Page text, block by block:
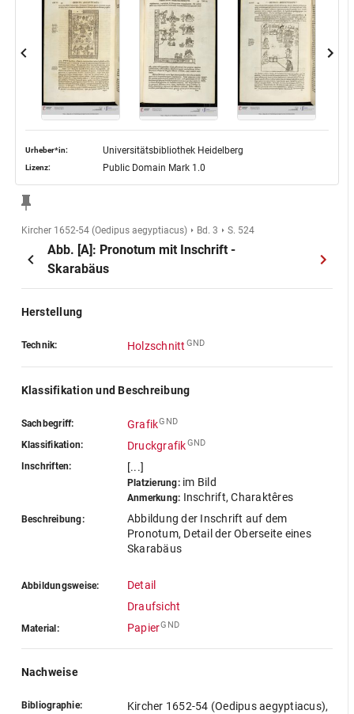
Urheber*in: Universitätsbibliothek Heidelberg
Lizenz: Public Domain Mark 1.0
Kircher 1652-54 (Oedipus aegyptiacus) Bd. 3 S. 524
Abb. [A]: Pronotum mit Inschrift -
Skarabäus
Herstellung
Technik: Holzschnitt GND
Klassifikation und Beschreibung
Sachbegriff: GrafikGND
Klassifikation: DruckgrafikGND
Inschriften: [...]
Platzierung:im Bild
Anmerkung: Inschrift, Charaktêres
Beschreibung:
Abbildung der Inschrift auf dem
Pronotum, Detail der Oberseite eines
Skarabäus
Abbildungsweise:
Detail
Draufsicht
Material: PapierGND
Nachweise
Bibliographie:
Kircher 1652-54 (Oedipus aegyptiacus),